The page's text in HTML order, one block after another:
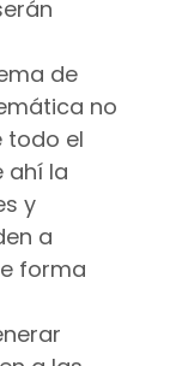
de
no
todo el
ahí la
y
a
forma